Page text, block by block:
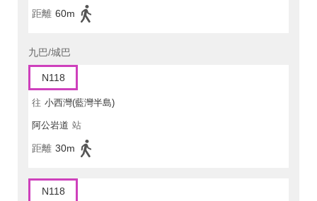
距離 60m
九巴/城巴
N118
往 小西灣(藍灣半島)
阿公岩道 站
距離 30m
N118